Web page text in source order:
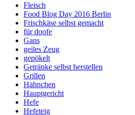
Fleisch
Food Blog Day 2016 Berlin
Frischkäse selbst gemacht
für doofe
Gans
geiles Zeug
gepökelt
Getränke selbst herstellen
Grillen
Hähnchen
Hauptgericht
Hefe
Hefeteig